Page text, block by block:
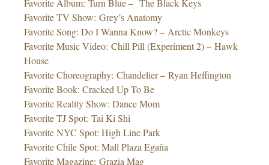
Favorite Album: Turn Blue – The Black Keys
Favorite TV Show: Grey’s Anatomy
Favorite Song: Do I Wanna Know? – Arctic Monkeys
Favorite Music Video: Chill Pill (Experiment 2) – Hawk
House
Favorite Choreography: Chandelier – Ryan Heffington
Favorite Book: Cracked Up To Be
Favorite Reality Show: Dance Mom
Favorite TJ Spot: Tai Ki Shi
Favorite NYC Spot: High Line Park
Favorite Chile Spot: Mall Plaza Egaña
Favorite Magazine: Grazia Mag